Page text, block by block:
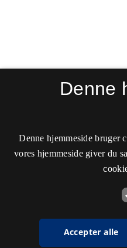
Denne
Denne hjemmeside bruger
vores hjemmeside giver du
Accepter alle